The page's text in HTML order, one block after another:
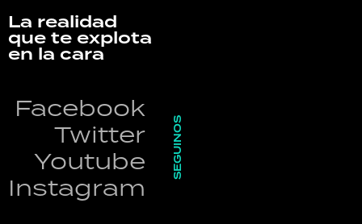
La realidad
que te explota
en la cara
Facebook
Twitter
Youtube
Instagram
SEGUINOS